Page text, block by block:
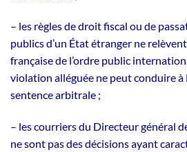
– les règles de droit fiscal ou de
publics d’un État étranger ne
française de l’ordre public
violation alléguée ne peut conduire à
sentence arbitrale ;
– les courriers du Directeur général
ne sont pas des décisions ayant